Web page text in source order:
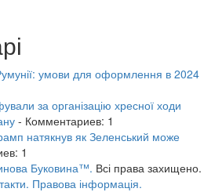
умови для оформлення в 2024
за організацію хресної ходи
- Комментариев: 1
натякнув як Зеленський може
1
Буковина™. Всі права захищено.
Правова інформація.